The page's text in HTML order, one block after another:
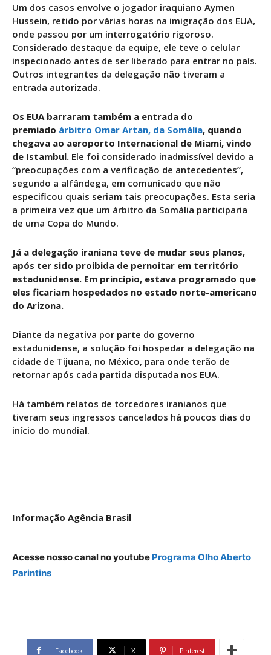
Um dos casos envolve o jogador iraquiano Aymen
Hussein, retido por várias horas na imigração dos EUA,
onde passou por um interrogatório rigoroso.
Considerado destaque da equipe, ele teve o celular
inspecionado antes de ser liberado para entrar no país.
Outros integrantes da delegação não tiveram a
entrada autorizada.
Os EUA barraram também a entrada do
premiado árbitro Omar Artan, da Somália, quando
chegava ao aeroporto Internacional de Miami, vindo
de Istambul. Ele foi considerado inadmissível devido a
“preocupações com a verificação de antecedentes”,
segundo a alfândega, em comunicado que não
especificou quais seriam tais preocupações. Esta seria
a primeira vez que um árbitro da Somália participaria
de uma Copa do Mundo.
Já a delegação iraniana teve de mudar seus planos,
após ter sido proibida de pernoitar em território
estadunidense. Em princípio, estava programado que
eles ficariam hospedados no estado norte-americano
do Arizona.
Diante da negativa por parte do governo
estadunidense, a solução foi hospedar a delegação na
cidade de Tijuana, no México, para onde terão de
retornar após cada partida disputada nos EUA.
Há também relatos de torcedores iranianos que
tiveram seus ingressos cancelados há poucos dias do
início do mundial.
Informação Agência Brasil
Acesse nosso canal no youtube Programa Olho Aberto
Parintins
Facebook X Pinterest